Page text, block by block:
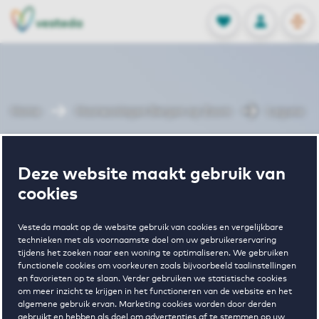
Deze website maakt gebruik van
cookies
Vesteda maakt op de website gebruik van cookies en vergelijkbare
technieken met als voornaamste doel om uw gebruikerservaring
tijdens het zoeken naar een woning te optimaliseren. We gebruiken
functionele cookies om voorkeuren zoals bijvoorbeeld taalinstellingen
en favorieten op te slaan. Verder gebruiken we statistische cookies
om meer inzicht te krijgen in het functioneren van de website en het
algemene gebruik ervan. Marketing cookies worden door derden
FAVORIETEN
Opgeslagen
INLOGGEN
NL
EN
Wonen in
Laguna
Regelmatig beschikbaar